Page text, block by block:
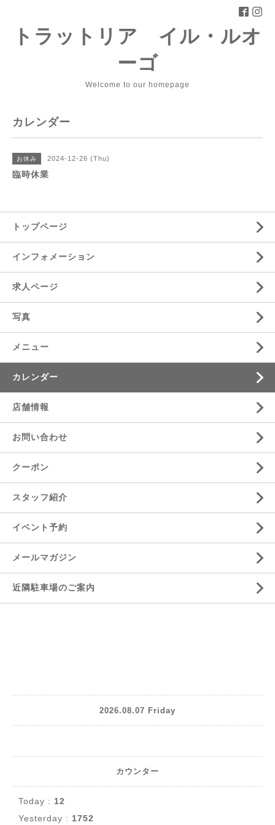
トラットリア イル・ルオ
ーゴ
Welcome to our homepage
カレンダー
お休み 2024-12-26 (Thu)
臨時休業
トップページ
インフォメーション
求人ページ
写真
メニュー
カレンダー
店舗情報
お問い合わせ
クーポン
スタッフ紹介
イベント予約
メールマガジン
近隣駐車場のご案内
2026.08.07 Friday
カウンター
Today : 12
Yesterday : 1752